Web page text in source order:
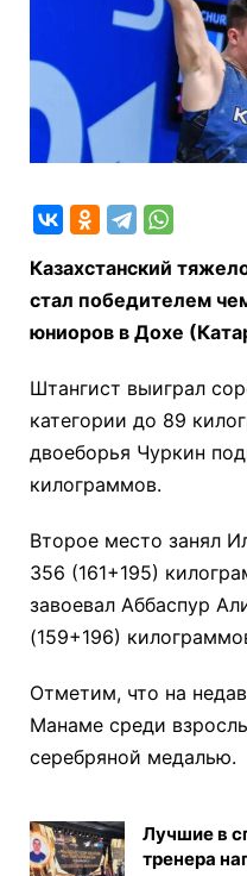
Казахстанский
стал победителем
юниоров в Дохе
Штангист выиграл
категории до 89
двоеборья Чуркин
килограммов.
Второе место занял
356 (161+195)
завоевал Аббаспур
(159+196)
Отметим, что на
Манаме среди
серебряной медалью.
Лучшие в
тренера